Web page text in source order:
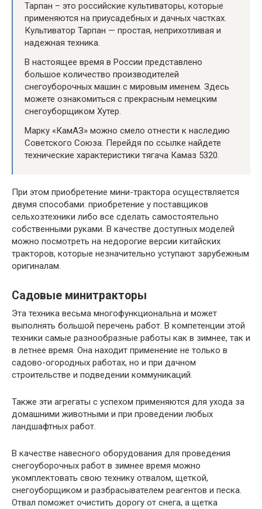
Тарпан – это российские культиваторы, которые
применяются на приусадебных и дачных частках.
Культиватор Тарпан — простая, неприхотливая и
надежная техника.
В настоящее время в России представлено
большое количество производителей
снегоуборочных машин с мировым именем. Здесь
можете ознакомиться с прекрасным немецким
снегоуборщиком Хутер.
Марку «КамАЗ» можно смело отнести к наследию
Советского Союза. Перейдя по ссылке найдете
технические характеристики тягача Камаз 5320.
При этом приобретение мини-трактора осуществляется
двумя способами: приобретение у поставщиков
сельхозтехники либо все сделать самостоятельно
собственными руками. В качестве доступных моделей
можно посмотреть на недорогие версии китайских
тракторов, которые незначительно уступают зарубежным
оригиналам.
Садовые минитракторы
Эта техника весьма многофункциональна и может
выполнять большой перечень работ. В компетенции этой
техники самые разнообразные работы как в зимнее, так и
в летнее время. Она находит применение не только в
садово-огородных работах, но и при дачном
строительстве и подведении коммуникаций.
Также эти агрегаты с успехом применяются для ухода за
домашними животными и при проведении любых
ландшафтных работ.
В качестве навесного оборудования для проведения
снегоуборочных работ в зимнее время можно
укомплектовать свою технику отвалом, щеткой,
снегоуборщиком и разбрасывателем реагентов и песка.
Отвал поможет очистить дорогу от снега, а щетка